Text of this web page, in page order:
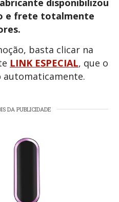
disponibilizou
e frete totalmente
basta clicar na
LINK ESPECIAL, que o
automaticamente.
DA PUBLICIDADE